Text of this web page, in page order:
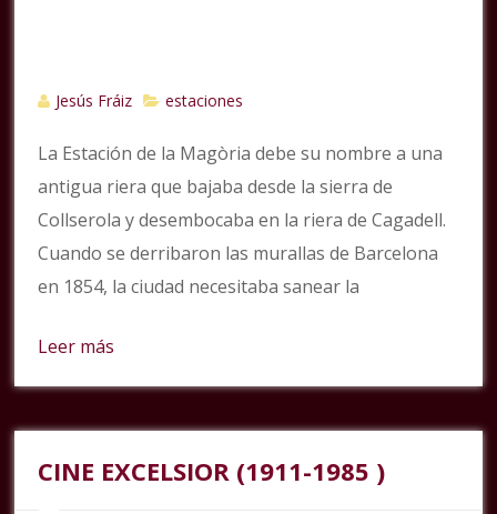
Jesús Fráiz estaciones
La Estación de la Magòria debe su nombre a una
antigua riera que bajaba desde la sierra de
Collserola y desembocaba en la riera de Cagadell.
Cuando se derribaron las murallas de Barcelona
en 1854, la ciudad necesitaba sanear la
Leer más
CINE EXCELSIOR (1911-1985 )